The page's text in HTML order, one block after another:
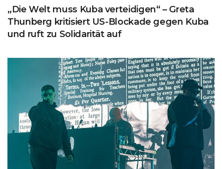
„Die Welt muss Kuba verteidigen“ – Greta
Thunberg kritisiert US-Blockade gegen Kuba
und ruft zu Solidarität auf